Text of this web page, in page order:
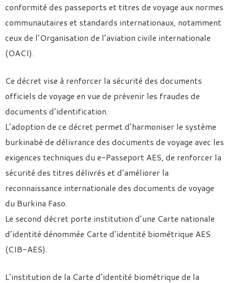
conformité des passeports et titres de voyage aux normes
communautaires et standards internationaux, notamment
ceux de l’Organisation de l’aviation civile internationale
(OACI).
Ce décret vise à renforcer la sécurité des documents
officiels de voyage en vue de prévenir les fraudes de
documents d’identification.
L’adoption de ce décret permet d’harmoniser le système
burkinabè de délivrance des documents de voyage avec les
exigences techniques du e-Passeport AES, de renforcer la
sécurité des titres délivrés et d’améliorer la
reconnaissance internationale des documents de voyage
du Burkina Faso.
Le second décret porte institution d’une Carte nationale
d’identité dénommée Carte d’identité biométrique AES
(CIB-AES).
L’institution de la Carte d’identité biométrique de la